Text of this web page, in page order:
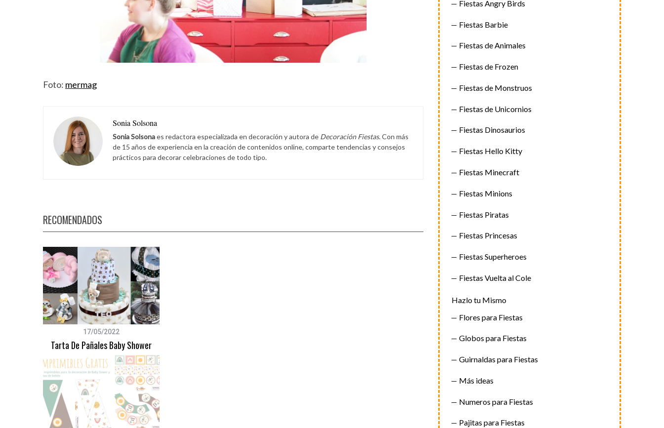
Foto: mermag
Sonia Solsona
Sonia Solsonaes redactora especializada en decoración y autora de Decoración Fiestas. Con más
de 15 años de experiencia en la creación de contenidos online, comparte tendencias y consejos
prácticos para decorar celebraciones de todo tipo.
RECOMENDADOS
17/05/2022
Tarta De Pañales Baby Shower
Fiestas Angry Birds
Fiestas Barbie
Fiestas de Animales
Fiestas de Frozen
Fiestas de Monstruos
Fiestas de Unicornios
Fiestas Dinosaurios
Fiestas Hello Kitty
Fiestas Minecraft
Fiestas Minions
Fiestas Piratas
Fiestas Princesas
Fiestas Superheroes
Fiestas Vuelta al Cole
Hazlo tu Mismo
Flores para Fiestas
Globos para Fiestas
Guirnaldas para Fiestas
Más ideas
Numeros para Fiestas
Pajitas para Fiestas
S
a
r
c
h
f
o
r
: